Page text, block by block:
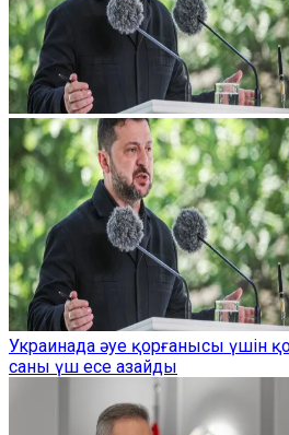
Украинада әуе қорғанысы үшін
саны үш есе азайды